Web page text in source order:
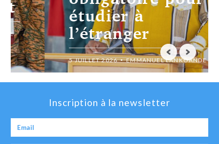
étudier à
l’étranger
5 JUILLET 2026 EMMANUEL LANKOANDE
Inscription à la newsletter